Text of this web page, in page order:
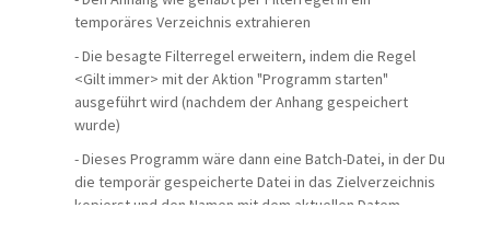
temporäres Verzeichnis extrahieren
- Die besagte Filterregel erweitern, indem die Regel
<Gilt immer> mit der Aktion "Programm starten"
ausgeführt wird (nachdem der Anhang gespeichert
wurde)
- Dieses Programm wäre dann eine Batch-Datei, in der Du
die temporär gespeicherte Datei in das Zielverzeichnis
kopierst und den Namen mit dem aktuellen Datem